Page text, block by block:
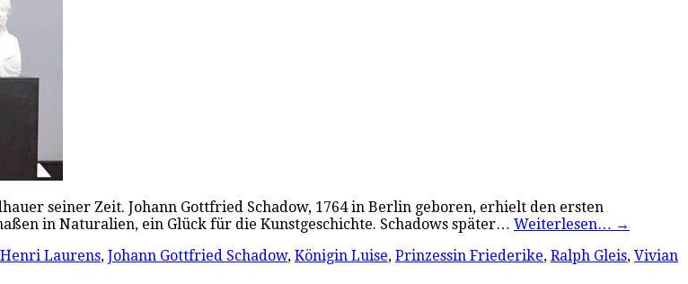
seiner Zeit. Johann Gottfried Schadow, 1764 in Berlin geboren, erhielt den ersten
in Naturalien, ein Glück für die Kunstgeschichte. Schadows später… Weiterlesen… →
Henri Laurens, Johann Gottfried Schadow, Königin Luise, Prinzessin Friederike, Ralph Gleis, Vivian